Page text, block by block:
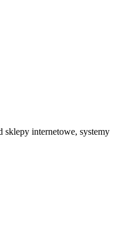
sklepy internetowe, systemy